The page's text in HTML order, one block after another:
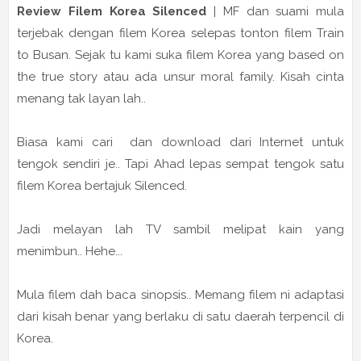
Review Filem Korea Silenced | MF dan suami mula
terjebak dengan filem Korea selepas tonton filem Train
to Busan. Sejak tu kami suka filem Korea yang based on
the true story atau ada unsur moral family. Kisah cinta
menang tak layan lah..
Biasa kami cari dan download dari Internet untuk
tengok sendiri je.. Tapi Ahad lepas sempat tengok satu
filem Korea bertajuk Silenced.
Jadi melayan lah TV sambil melipat kain yang
menimbun.. Hehe...
Mula filem dah baca sinopsis.. Memang filem ni adaptasi
dari kisah benar yang berlaku di satu daerah terpencil di
Korea.